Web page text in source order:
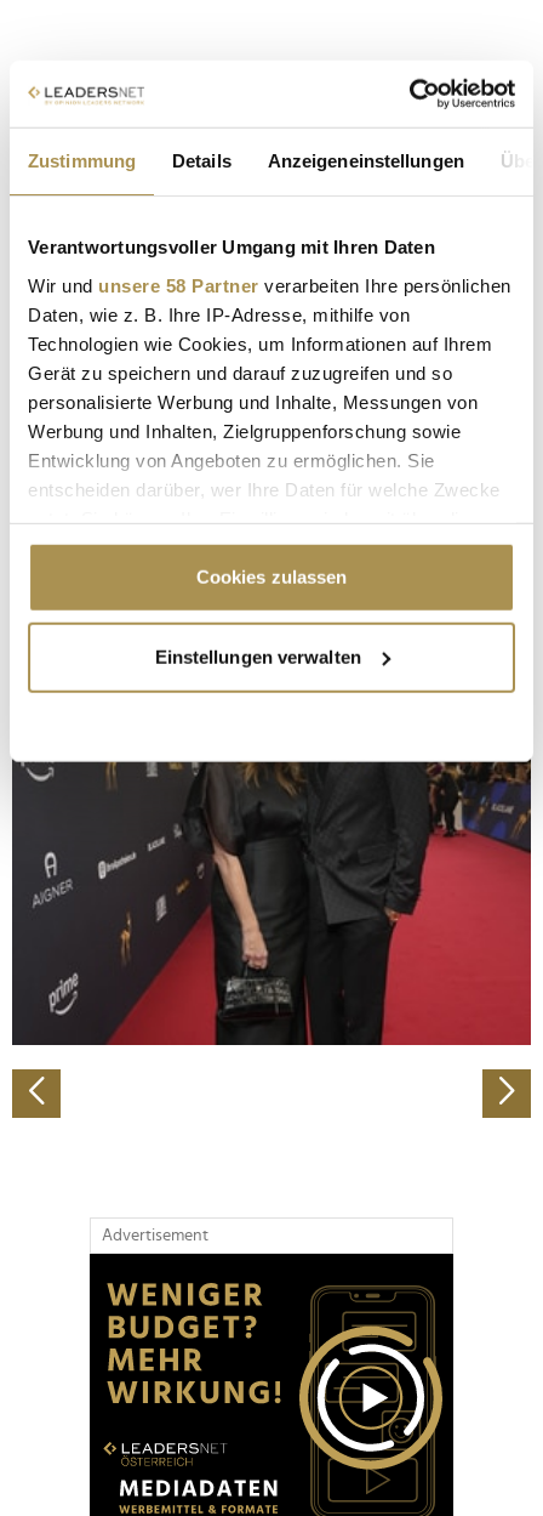
Zustimmung Details Anzeigeneinstellungen
Verantwortungsvoller Umgang mit Ihren Daten
Wir und unsere 58 Partner verarbeiten Ihre persönlichen
Daten, wie z. B. Ihre IP-Adresse, mithilfe von
Technologien wie Cookies, um Informationen auf Ihrem
Gerät zu speichern und darauf zuzugreifen und so
personalisierte Werbung und Inhalte, Messungen von
Werbung und Inhalten, Zielgruppenforschung sowie
Entwicklung von Angeboten zu ermöglichen. Sie
entscheiden darüber, wer Ihre Daten für welche Zwecke
Cookie-Erklärung oder durch Klicken auf das Privacy
Trigger Symbol ändern oder widerrufen
Informationen über Ihre geografische Lage
erfassen, welche bis auf einige Meter genau sein
bestimmten Merkmalen (Fingerprinting) identifizieren
Erfahren Sie mehr darüber, wie Ihre persönlichen Daten
verarbeitet werden, und legen Sie Ihre Präferenzen im
Abschnitt Einzelheiten fest.
Wir verwenden Cookies, um Inhalte und Anzeigen zu
personalisieren, Funktionen für soziale Medien anbieten
zu können und die Zugriffe auf unsere Website zu
analysieren. Außerdem geben wir Informationen zu Ihrer
Verwendung unserer Website an unsere Partner für
soziale Medien, Werbung und Analysen weiter. Unsere
Partner führen diese Informationen möglicherweise mit
Cookies zulassen
Einstellungen verwalten
Advertisement